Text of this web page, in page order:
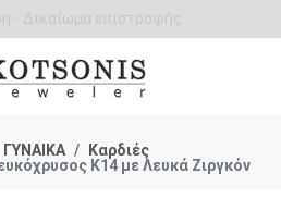
- Δικαίωμα επιστροφής
ΓΥΝΑΙΚΑ
Καρδιές
Κ14 με Λευκά Ζιργκόν